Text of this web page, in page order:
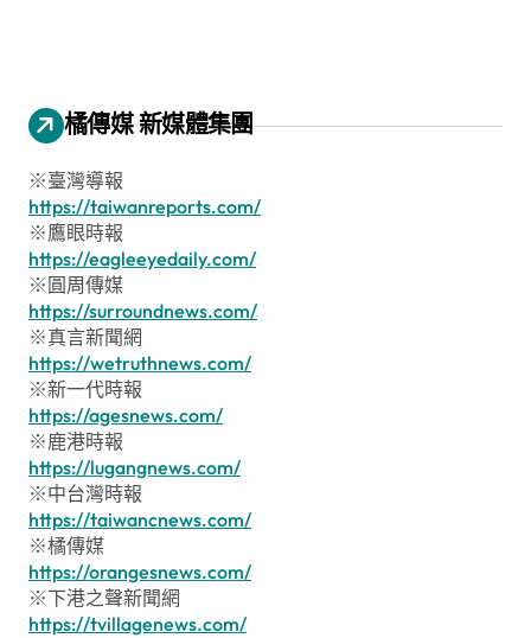
橘傳媒 新媒體集團
※臺灣導報
https://taiwanreports.com/
※鷹眼時報
https://eagleeyedaily.com/
※圓周傳媒
https://surroundnews.com/
※真言新聞網
https://wetruthnews.com/
※新一代時報
https://agesnews.com/
※鹿港時報
https://lugangnews.com/
※中台灣時報
https://taiwancnews.com/
※橘傳媒
https://orangesnews.com/
※下港之聲新聞網
https://tvillagenews.com/